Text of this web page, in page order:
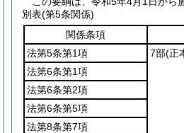
別表(第5条関係)
関係条項
法第5条第1項
7部(正
法第6条第1項
法第6条第2項
法第6条第5項
法第8条第7項